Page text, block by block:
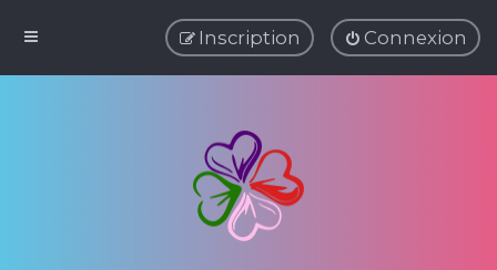
Connexion
Inscription